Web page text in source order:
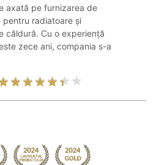
axată pe furnizarea de
pentru radiatoare și
căldură. Cu o experiență
zece ani, compania s-a